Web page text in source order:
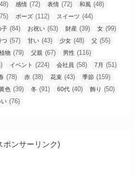
感情 (72) 表情 (72) 和風 (48)
ポーズ (112) スイーツ (44)
子 (84) お祝い (63) 財産 (39) 女 (99)
つ (57) 甘い (43) 少女 (48) 父 (55)
物 (79) 父親 (67) 男性 (116)
イベント (224) 会社員 (58) 7月 (51)
(78) 赤 (38) 花束 (43) 季節 (159)
色 (39) 冬 (91) 60代 (40) 飾り (50)
(76)
ポンサーリンク)